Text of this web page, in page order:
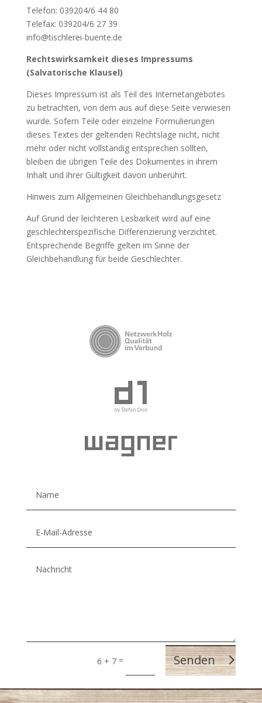
Telefon: 039204/6 44 80
Telefax: 039204/6 27 39
info@tischlerei-buente.de
Rechtswirksamkeit dieses Impressums
(Salvatorische Klausel)
Dieses Impressum ist als Teil des Internetangebotes
zu betrachten, von dem aus auf diese Seite verwiesen
wurde. Sofern Teile oder einzelne Formulierungen
dieses Textes der geltenden Rechtslage nicht, nicht
mehr oder nicht vollständig entsprechen sollten,
bleiben die übrigen Teile des Dokumentes in ihrem
Inhalt und ihrer Gültigkeit davon unberührt.
Hinweis zum Allgemeinen Gleichbehandlungsgesetz
Auf Grund der leichteren Lesbarkeit wird auf eine
geschlechterspezifische Differenzierung verzichtet.
Entsprechende Begriffe gelten im Sinne der
Gleichbehandlung für beide Geschlechter.
6 + 7 = Senden